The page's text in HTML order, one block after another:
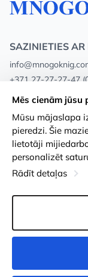
SAZINIETIES AR
+371 27-27-27-47
Rīga, Augusta
Par mums
Veikali
Apmaksa un piegāde
Loayalitātes kartes
Mēs cienām jūsu
Mūsu mājaslapa
pieredzi. Šie
lietotāji
personalizēt
Rādīt detaļas